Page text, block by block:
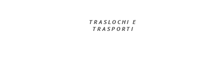
TRASLOCHI E
TRASPORTI​